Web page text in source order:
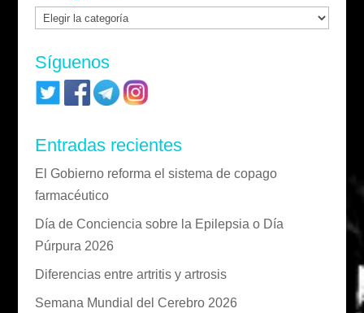
Categorías
Síguenos
Entradas recientes
El Gobierno reforma el sistema de copago
farmacéutico
Día de Conciencia sobre la Epilepsia o Día
Púrpura 2026
Diferencias entre artritis y artrosis
Semana Mundial del Cerebro 2026